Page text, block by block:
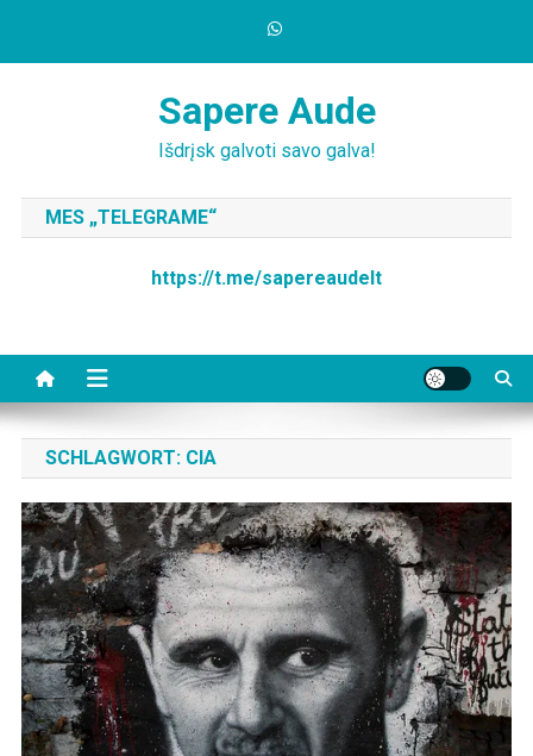
Sapere Aude
Išdrįsk galvoti savo galva!
MES „TELEGRAME“
https://t.me/sapereaudelt
SCHLAGWORT: CIA